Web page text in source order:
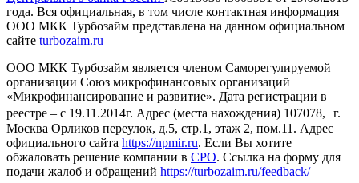
года. Вся официальная, в том числе контактная информация
ООО МКК Турбозайм представлена на данном официальном
сайте turbozaim.ru
ООО МКК Турбозайм является членом Саморегулируемой
организации Союз микрофинансовых организаций
«Микрофинансирование и развитие». Дата регистрации в
реестре – с 19.11.2014г. Адрес (места нахождения) 107078, г.
Москва Орликов переулок, д.5, стр.1, этаж 2, пом.11. Адрес
официального сайта https://npmir.ru. Если Вы хотите
обжаловать решение компании в СРО. Ссылка на форму для
подачи жалоб и обращений https://turbozaim.ru/feedback/